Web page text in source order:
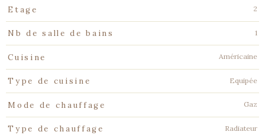
Etage 2
Nb de salle de bains 1
Cuisine Américaine
Type de cuisine Equipée
Mode de chauffage Gaz
Type de chauffage Radiateur